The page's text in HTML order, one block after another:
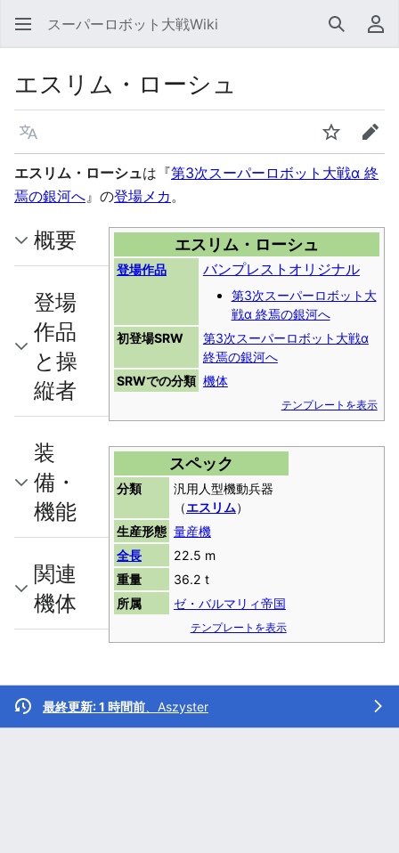
スーパーロボット大戦Wiki 検索 利
エスリム・ローシュ
言語 ウォッチ編集
エスリム・ローシュは『第3次スーパーロボット大戦α 終
焉の銀河へ』の登場メカ。
エスリム・ローシュ
登場作品 バンプレストオリジナル
第3次スーパーロボット大
戦α 終焉の銀河へ
初登場SRW
第3次スーパーロボット大戦α
終焉の銀河へ
SRWでの分類 機体
テンプレートを表示
スペック
分類
汎用人型機動兵器
（エスリム）
生産形態 量産機
全長
22.5 m
重量
36.2 t
所属
ゼ・バルマリィ帝国
テンプレートを表示
概要
登場
作品
と操
縦者
装
備・
機能
関連
機体
最終更新: 1 時間前 Aszyster